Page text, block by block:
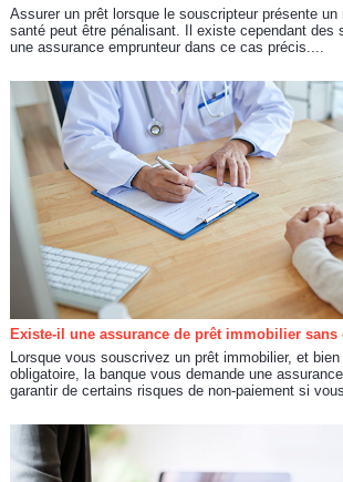
Assurer un prêt lorsque le souscripteur présente un
santé peut être pénalisant. Il existe cependant des
une assurance emprunteur dans ce cas précis....
Existe-il une assurance de prêt immobilier sans
Lorsque vous souscrivez un prêt immobilier, et
obligatoire, la banque vous demande une
garantir de certains risques de non-paiement si